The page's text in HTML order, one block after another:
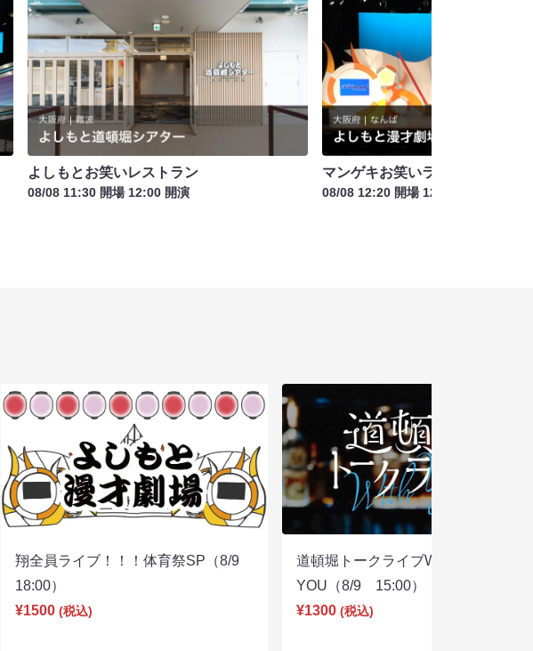
よしもとお笑いレストラン
08/08 11:30 開場 12:00 開演
マンゲキお笑いライブお盆SP
08/08 12:20 開場 12:40 開演
翔全員ライブ！！！体育祭SP（8/9
18:00）
¥1500 (税込)
道頓堀トークライブWITH
YOU（8/9 15:00）
¥1300 (税込)